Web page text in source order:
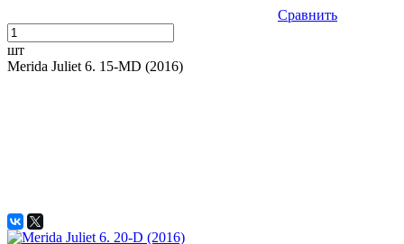
Сравнить
шт
Merida Juliet 6. 15-MD (2016)